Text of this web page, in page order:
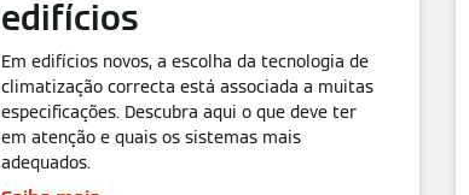
edifícios
Em edifícios novos, a escolha da tecnologia de
climatização correcta está associada a muitas
especificações. Descubra aqui o que deve ter
em atenção e quais os sistemas mais
adequados.